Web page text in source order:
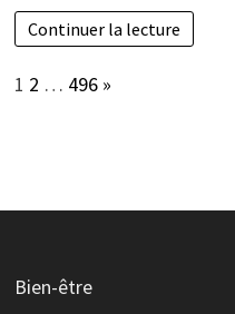
Continuer la lecture
Page:
1 2 … 496 Next
»
Bien-être